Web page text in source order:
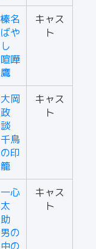
榛名
ばや
し
喧嘩
鷹
キャス
ト
大岡
政
談
千鳥
の印
籠
キャス
ト
一心
太
助
男の
中の
キャス
ト